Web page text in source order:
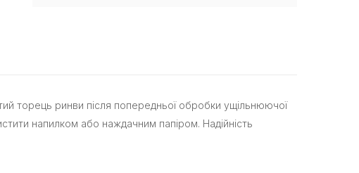
торець ринви після попередньої обробки ущільнюючої
напилком або наждачним папіром. Надійність